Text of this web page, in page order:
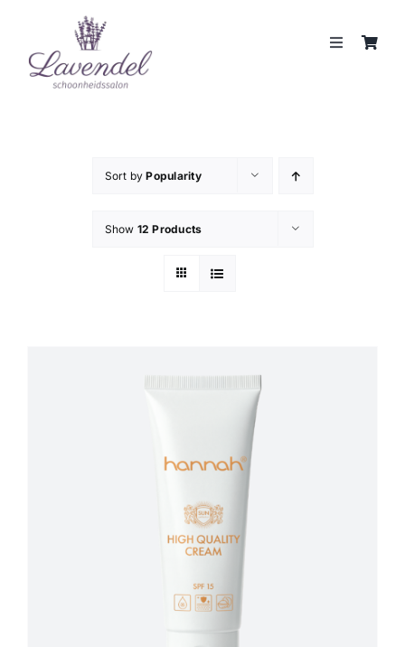
content
Toggle
JOUW HUIDCOACH
Sort byPopularity
Show 12 Products